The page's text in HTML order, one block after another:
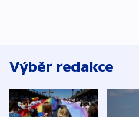
Výběr redakce